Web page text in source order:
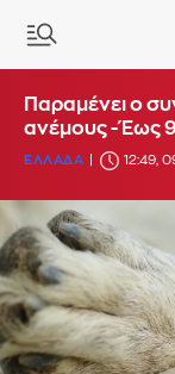
Παραμένει ο
ανέμους - Έως
ΕΛΛΑΔΑ 12:49,